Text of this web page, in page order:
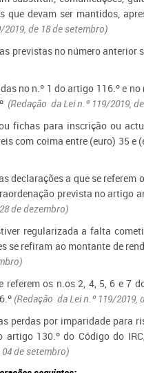
devam ser mantidos,
de 18 de setembro)
previstas no número anterior
no n.º 1 do artigo 116.º e no
(Redação da Lei n.º 119/2019,
fichas para inscrição ou
com coima entre (euro) 35 e
a que se referem
prevista no artigo
de dezembro)
regularizada a falta
se refiram ao montante de
os n.os 2, 4, 5, 6 e 7
(Redação da Lei n.º 119/2019,
perdas por imparidade para
130.º do Código do
de setembro)